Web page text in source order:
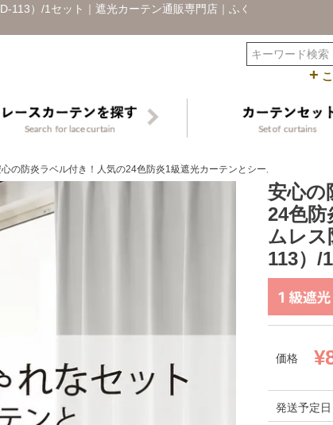
）/1セット｜遮光カーテン通販専門店｜ふくろうのカーテン
+
の防炎ラベル付き！人気の24色防炎1級遮光カーテンとシームレス防炎レ
安心の
24色防
ムレス
113）/
価格 ¥
発送予定日